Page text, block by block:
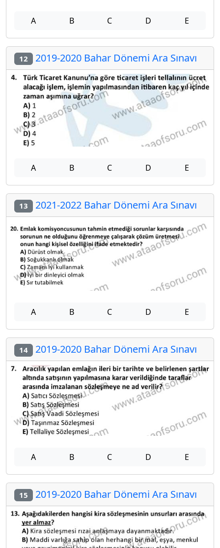
A B C D E
12 2019-2020 Bahar Dönemi Ara Sınavı
A B C D E
13 2021-2022 Bahar Dönemi Ara Sınavı
A B C D E
14 2019-2020 Bahar Dönemi Ara Sınavı
A B C D E
15 2019-2020 Bahar Dönemi Ara Sınavı